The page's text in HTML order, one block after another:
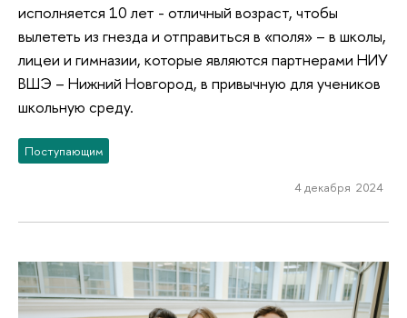
исполняется 10 лет - отличный возраст, чтобы
вылететь из гнезда и отправиться в «поля» – в школы,
лицеи и гимназии, которые являются партнерами НИУ
ВШЭ – Нижний Новгород, в привычную для учеников
школьную среду.
Поступающим
4 декабря 2024